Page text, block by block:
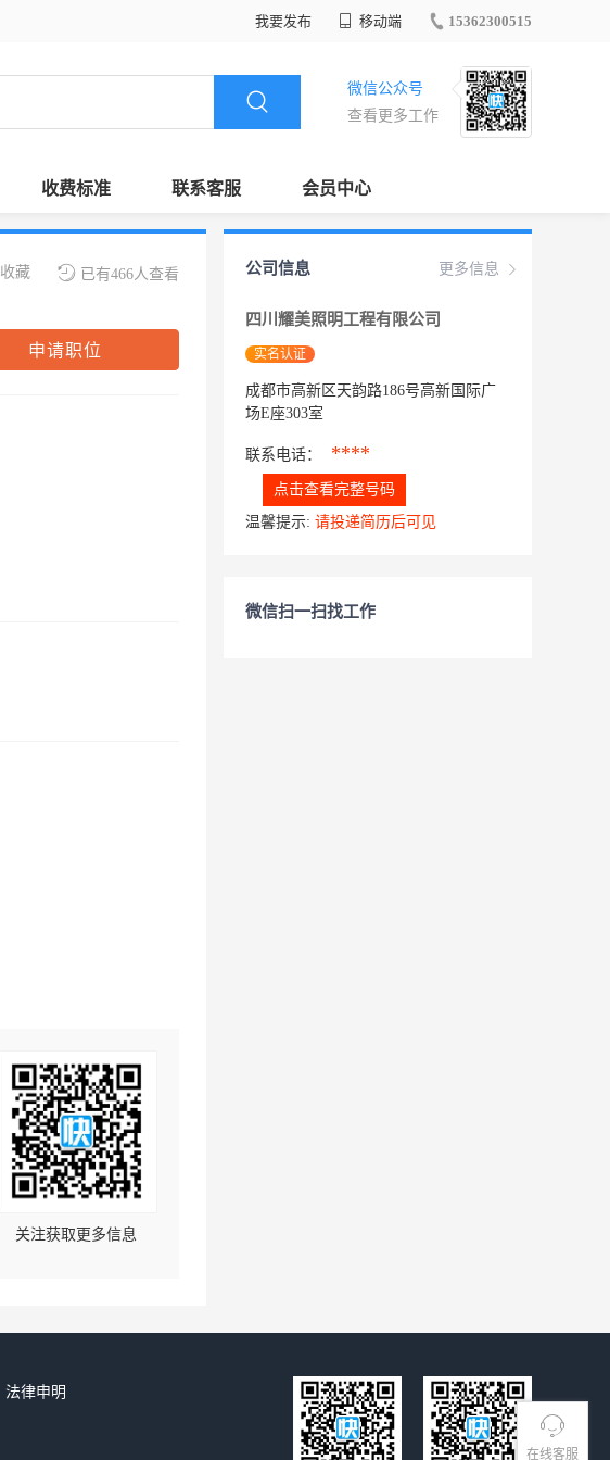
我要发布 移动端 15362300515
微信公众号
查看更多工作
收费标准 联系客服 会员中心
在线客服
已有466人查看
收藏
申请职位
关注获取更多信息
更多信息
公司信息
四川耀美照明工程有限公司
实名认证
成都市高新区天韵路186号高新国际广
场E座303室
联系电话： ****
点击查看完整号码
温馨提示: 请投递简历后可见
微信扫一扫找工作
法律申明